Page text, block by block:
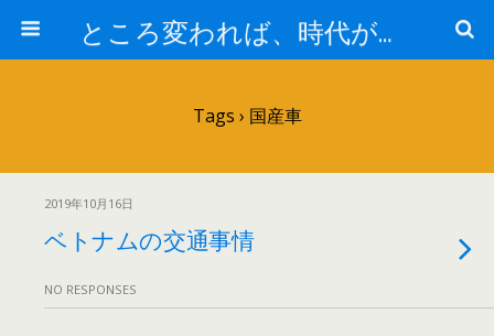
ところ変われば、時代が違えば
Tags › 国産車
2019年10月16日
ベトナムの交通事情
NO RESPONSES